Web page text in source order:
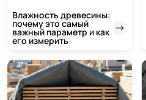
Влажность древесины:
почему это самый
важный параметр и как
его измерить